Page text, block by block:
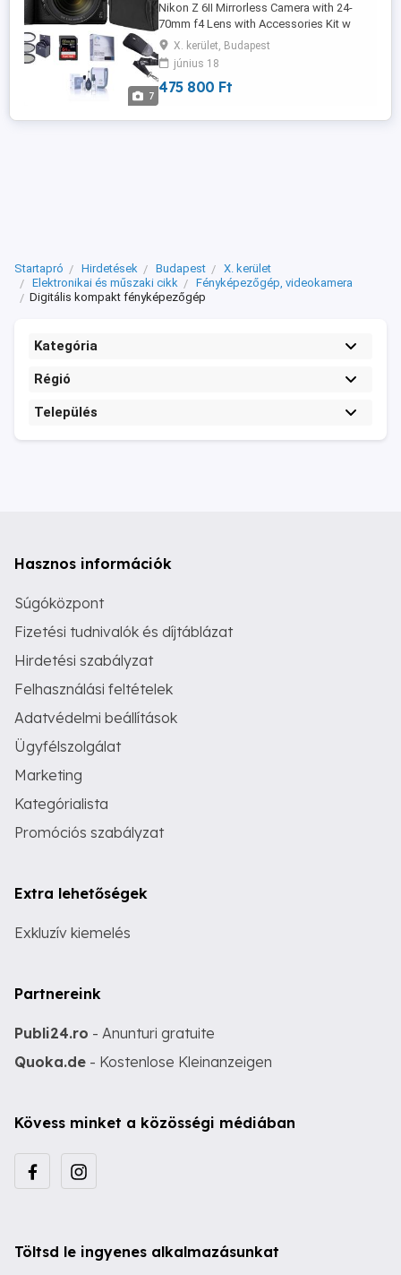
7
Nikon Z 6II Mirrorless Camera with 24-
70mm f4 Lens with Accessories Kit w
ww.tech scene studio.c om Új, eredeti
csomagolásában. Gyári garanciával jár A
részleteket láthatod és rendelje meg w
ww.tech scene studio.c om
X. kerület, Budapest
június 18
475 800 Ft
Startapró Hirdetések Budapest
X. kerület
Elektronikai és műszaki cikk
Fényképezőgép, videokamera
Digitális kompakt fényképezőgép
Kategória
Régió
Település
Hasznos információk
Súgóközpont
Fizetési tudnivalók és díjtáblázat
Hirdetési szabályzat
Felhasználási feltételek
Adatvédelmi beállítások
Ügyfélszolgálat
Marketing
Kategórialista
Promóciós szabályzat
Extra lehetőségek
Exkluzív kiemelés
Partnereink
Publi24.ro - Anunturi gratuite
Quoka.de - Kostenlose Kleinanzeigen
Kövess minket a közösségi médiában
Töltsd le ingyenes alkalmazásunkat